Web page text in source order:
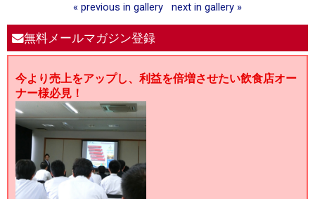
« previous in gallery next in gallery »
無料メールマガジン登録
今より売上をアップし、利益を倍増させたい飲食店オー
ナー様必見！